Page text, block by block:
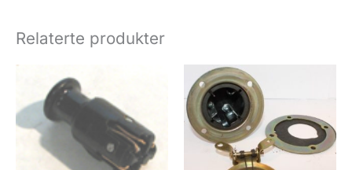
Relaterte produkter